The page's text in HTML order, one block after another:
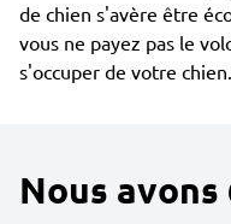
de chien s'avère être
vous ne payez pas le
s'occuper de votre chien.
Nous